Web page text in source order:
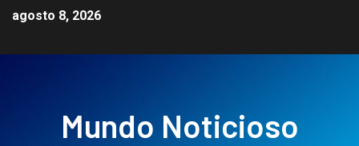
agosto 8, 2026
Mundo Noticioso